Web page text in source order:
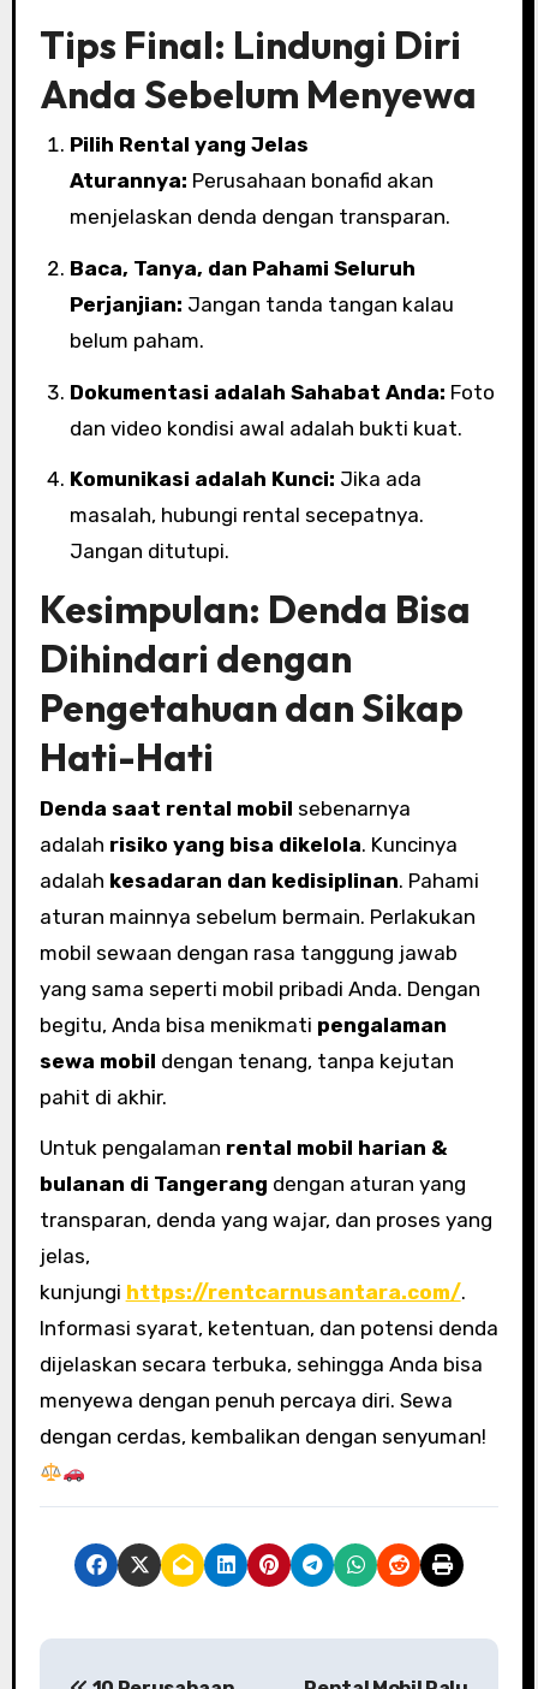
Tips Final: Lindungi Diri
Anda Sebelum Menyewa
Pilih Rental yang Jelas
Aturannya: Perusahaan bonafid akan
menjelaskan denda dengan transparan.
Baca, Tanya, dan Pahami Seluruh
Perjanjian: Jangan tanda tangan kalau
belum paham.
Dokumentasi adalah Sahabat Anda: Foto
dan video kondisi awal adalah bukti kuat.
Komunikasi adalah Kunci: Jika ada
masalah, hubungi rental secepatnya.
Jangan ditutupi.
Kesimpulan: Denda Bisa
Dihindari dengan
Pengetahuan dan Sikap
Hati-Hati
Denda saat rental mobil sebenarnya
adalah risiko yang bisa dikelola. Kuncinya
adalah kesadaran dan kedisiplinan. Pahami
aturan mainnya sebelum bermain. Perlakukan
mobil sewaan dengan rasa tanggung jawab
yang sama seperti mobil pribadi Anda. Dengan
begitu, Anda bisa menikmati pengalaman
sewa mobil dengan tenang, tanpa kejutan
pahit di akhir.
Untuk pengalaman rental mobil harian &
bulanan di Tangerang dengan aturan yang
transparan, denda yang wajar, dan proses yang
jelas,
kunjungi https://rentcarnusantara.com/.
Informasi syarat, ketentuan, dan potensi denda
dijelaskan secara terbuka, sehingga Anda bisa
menyewa dengan penuh percaya diri. Sewa
dengan cerdas, kembalikan dengan senyuman!
N